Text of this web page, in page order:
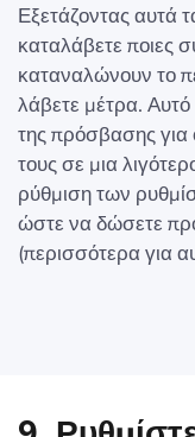
Εξετάζοντας αυτά
καταλάβετε ποιες
καταναλώνουν το
λάβετε μέτρα. Αυτό
της πρόσβασης
τους σε μια
ρύθμιση των
ώστε να δώσετε
(περισσότερα για